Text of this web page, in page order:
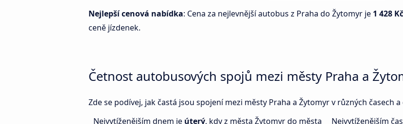
Nejlepší cenová nabídka: Cena za nejlevnější autobus z Praha do Žytomyr je 1 428 Kč
ceně jízdenek.
Četnost autobusových spojů mezi městy Praha a
Zde se podívej, jak častá jsou spojení mezi městy Praha a Žytomyr v různých časech
Nejvytíženějším dnem je úterý, kdy z města Žytomyr do města
Nejvytíženějším